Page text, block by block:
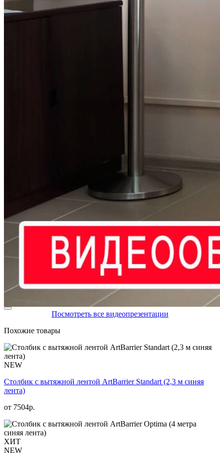
Посмотреть все видеопрезентации
Похожие товары
NEW
Столбик с вытяжной лентой ArtBarrier Standart (2,3 м синяя
лента)
от 7504р.
ХИТ
NEW